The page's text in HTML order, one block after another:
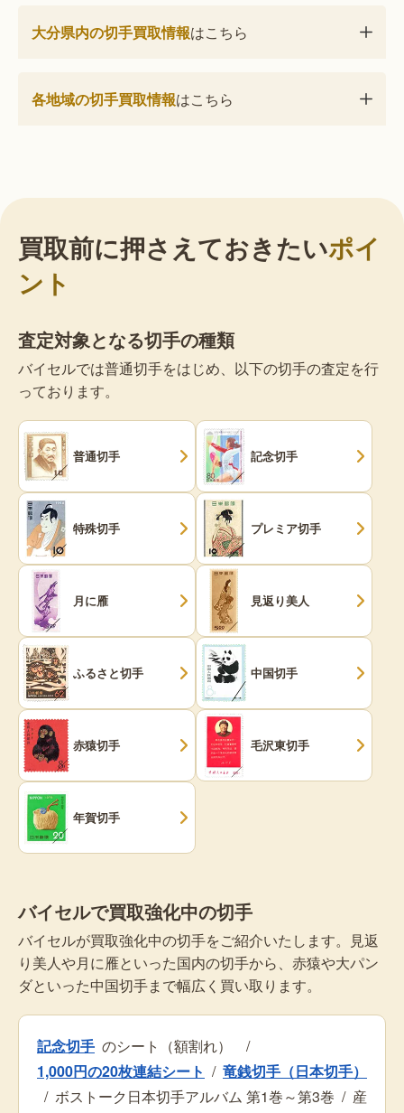
大分県内の切手買取情報はこちら
各地域の切手買取情報はこちら
買取前に押さえておきたいポイ
ント
査定対象となる切手の種類
バイセルでは普通切手をはじめ、以下の切手の査定を行
っております。
普通切手 記念切手
特殊切手 プレミア切手
月に雁 見返り美人
ふるさと切手 中国切手
赤猿切手 毛沢東切手
年賀切手
バイセルで買取強化中の切手
バイセルが買取強化中の切手をご紹介いたします。見返
り美人や月に雁といった国内の切手から、赤猿や大パン
ダといった中国切手まで幅広く買い取ります。
記念切手 のシート（額割れ）
/
1,000円の20枚連結シート / 竜銭切手（日本切手）
/ ボストーク日本切手アルバム 第1巻～第3巻 / 産